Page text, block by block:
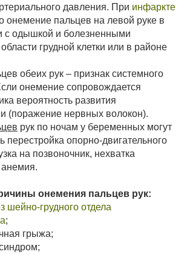
давления. При инфаркте
онемение пальцев на левой руке в
с одышкой и болезненными
грудной клетки или в районе
обеих рук – признак системного
онемение сопровождается
вероятность развития
(поражение нервных волокон).
рук по ночам у беременных могут
перестройка опорно-двигательного
на позвоночник, нехватка
онемения пальцев рук:
шейно-грудного отдела
;
грыжа;